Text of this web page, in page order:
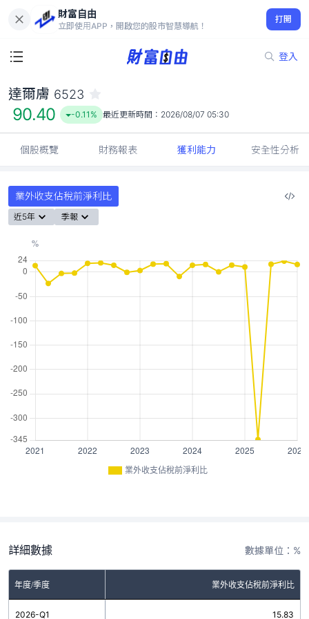
財富自由
立即使用APP，開啟您的股市智慧導航！
打開
登入
90.40
-0.11%
達爾膚 6523
90.40 -0.11% 最近更新時間： 2026/08/07 05:30
個股概覽 財務報表 獲利能力 安全性分析
業外收支佔稅前淨利比
近5年 季報
業外收支佔稅前淨利比
詳細數據 數據單位：%
年度/季度 業外收支佔稅前淨利比
2026-Q1 15.83